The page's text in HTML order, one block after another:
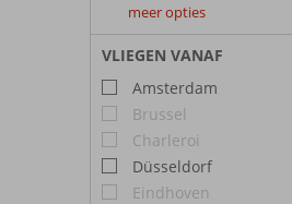
augustus
2027
september
2027
oktober
2027
meer opties
VLIEGEN VANAF
Amsterdam
Brussel
Charleroi
Düsseldorf
Eindhoven